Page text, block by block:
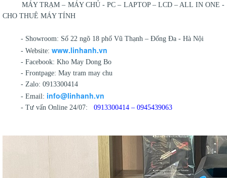
MÁY TRẠM – MÁY CHỦ - PC – LAPTOP – LCD – ALL IN ONE -
CHO THUÊ MÁY TÍNH
- Showroom: Số 22 ngõ 18 phố Vũ Thạnh – Đống Đa - Hà Nội
- Website: www.linhanh.vn
- Facebook: Kho May Dong Bo
- Frontpage: May tram may chu
- Zalo: 0913300414
- Email: info@linhanh.vn
- Tư vấn Online 24/07: 0913300414 – 0945439063